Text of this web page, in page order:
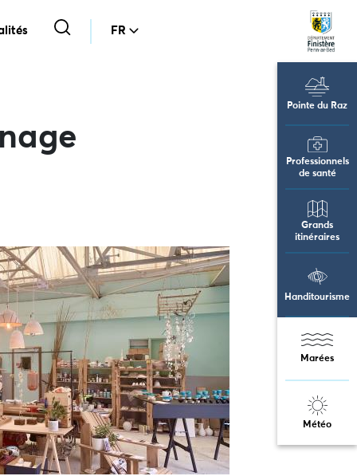
FR
Pointe du Raz
Professionnels
de santé
Grands
itinéraires
Handitourisme
Marées
Météo